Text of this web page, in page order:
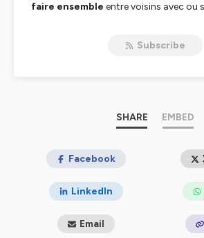
faire ensemble entre voisins avec ou
domicile prennent la parole pour
podcasts sont réalisés par des
ville et, on l'espère, un autre regard sur
en partenariat avec Usbeket Rica
ausha.co/
confidentialitepour plus
Subscribe
SHARE EMBED
Facebook
LinkedIn
Email